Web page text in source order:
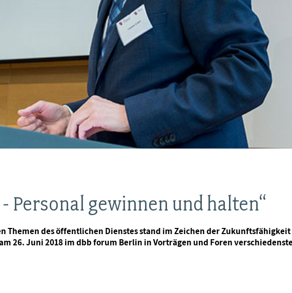
Personal gewinnen und halten“
Themen des öffentlichen Dienstes stand im Zeichen der
26. Juni 2018 im dbb forum Berlin in Vorträgen und Foren